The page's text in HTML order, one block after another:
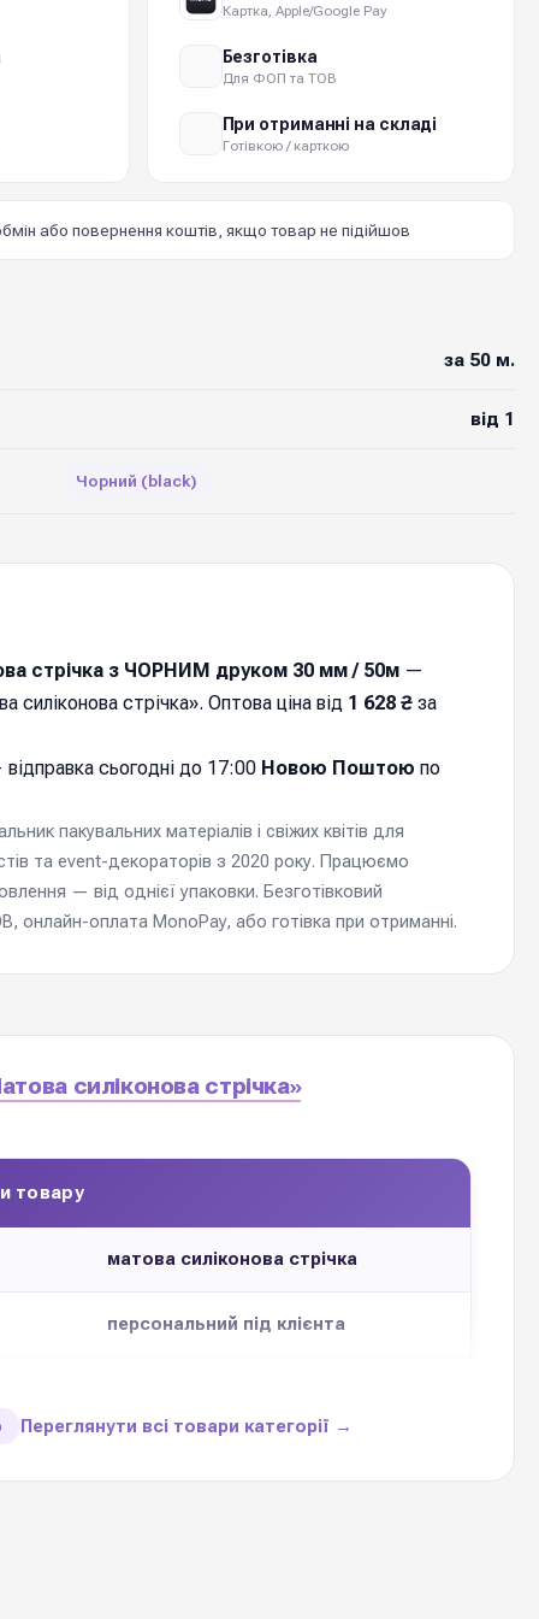
Картка, Apple/Google Pay
Безготівка
Для ФОП та ТОВ
При отриманні на складі
Готівкою / карткою
або повернення коштів, якщо товар не підійшов
за 50 м.
від 1
Чорний (black)
стрічка з ЧОРНИМ друком 30 мм / 50м —
силіконова стрічка». Оптова ціна від 1 628 ₴ за
cьогодні до 17:00 Новою Поштою по
пакувальних матеріалів і свіжих квітів для
та event-декораторів з 2020 року. Працюємо
— від однієї упаковки. Безготівковий
онлайн-оплата MonoPay, або готівка при отриманні.
силіконова стрічка»
товару
матова силіконова стрічка
персональний під клієнта
Переглянути всі товари категорії →